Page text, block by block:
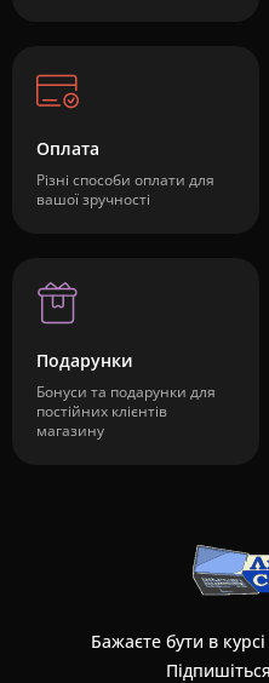
Оплата
Різні способи оплати для
вашої зручності
Подарунки
Бонуси та подарунки для
постійних клієнтів
магазину
Бажаєте бути в